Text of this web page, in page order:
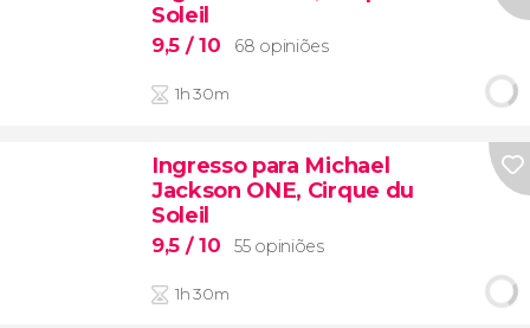
Soleil
9,5 / 10 68 opiniões
1h 30m
Ingresso para Michael
Jackson ONE, Cirque du
Soleil
9,5 / 10 55 opiniões
1h 30m